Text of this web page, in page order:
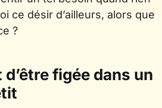
ce désir d’ailleurs, alors que
?
figée dans un